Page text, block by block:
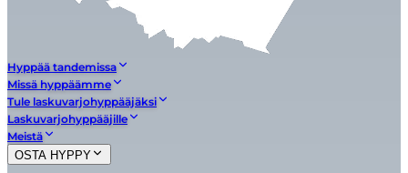
Hyppää tandemissa
Missä hyppäämme
Tule laskuvarjohyppääjäksi
Laskuvarjohyppääjille
Meistä
OSTA HYPPY